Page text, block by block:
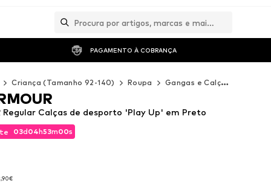
PAGAMENTO À COBRANÇA
Criança (Tamanho 92-140) Roupa Gangas e Calças
03d04h52m59s
03d04h52m59s
Regular Calças de desporto 'Play Up' em Preto